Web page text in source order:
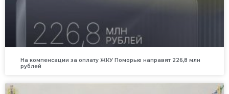
На компенсации за оплату ЖКУ Поморью направят 226,8 млн
рублей